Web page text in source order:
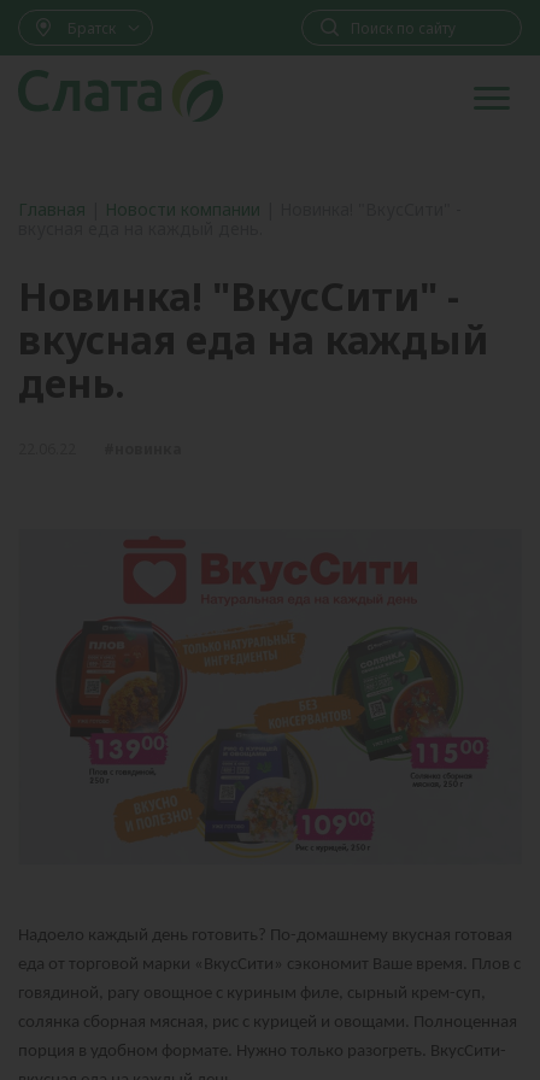
Братск
Главная Новости компании
Новинка! "ВкусСити" -
вкусная еда на каждый
день.
Надоело каждый день готовить? По-домашнему вкусная готовая
еда от торговой марки «ВкусСити» сэкономит Ваше время. Плов с
говядиной, рагу овощное с куриным филе, сырный крем-суп,
солянка сборная мясная, рис с курицей и овощами. Полноценная
порция в удобном формате. Нужно только разогреть. ВкусСити-